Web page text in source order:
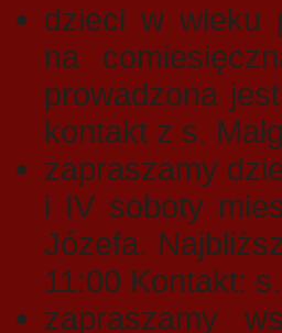
dzieci w wieku
na
prowadzona
kontakt z s.
zapraszamy
i IV soboty
Józefa.
11:00 Kontakt:
zapraszamy